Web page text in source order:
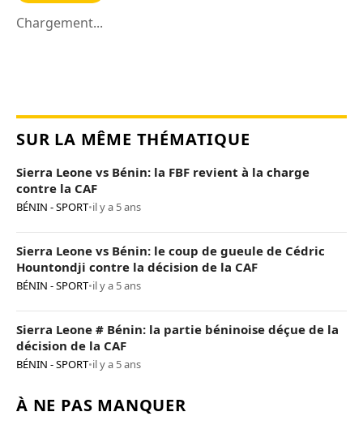
Chargement...
SUR LA MÊME THÉMATIQUE
Sierra Leone vs Bénin: la FBF revient à la charge
contre la CAF
BÉNIN - SPORT•il y a 5 ans
Sierra Leone vs Bénin: le coup de gueule de Cédric
Hountondji contre la décision de la CAF
BÉNIN - SPORT•il y a 5 ans
Sierra Leone # Bénin: la partie béninoise déçue de la
décision de la CAF
BÉNIN - SPORT•il y a 5 ans
À NE PAS MANQUER